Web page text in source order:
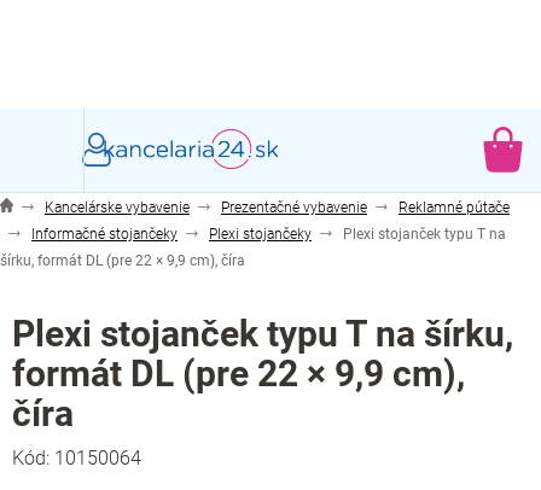
Kancelárske vybavenie Prezentačné vybavenie
Reklamné pútače
Informačné stojančeky
Plexi stojančeky
Plexi stojanček typu T na
šírku, formát DL (pre 22 × 9,9 cm), číra
Plexi stojanček typu T na šírku,
formát DL (pre 22 × 9,9 cm),
číra
Kód: 10150064